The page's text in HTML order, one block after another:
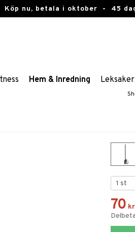
Köp nu, betala i oktober - 45
Hem & Inredning
70 kr